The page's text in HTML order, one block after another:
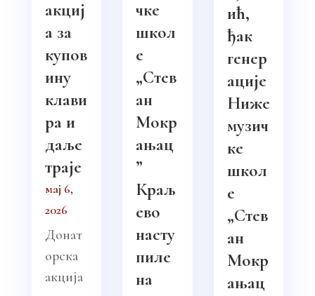
акциј
а за
купов
ину
клави
ра и
даље
траје
мај 6,
2026
Донат
орска
акција
чке
школ
е
„Стев
ан
Мокр
ањац
”
Краљ
ево
насту
пиле
на
ић,
ђак
генер
ације
Ниже
музич
ке
школ
е
„Стев
ан
Мокр
ањац